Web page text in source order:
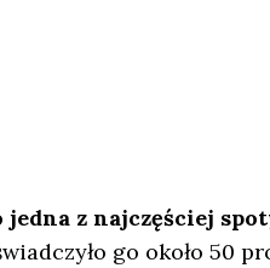
jedna z najczęściej
go około 50